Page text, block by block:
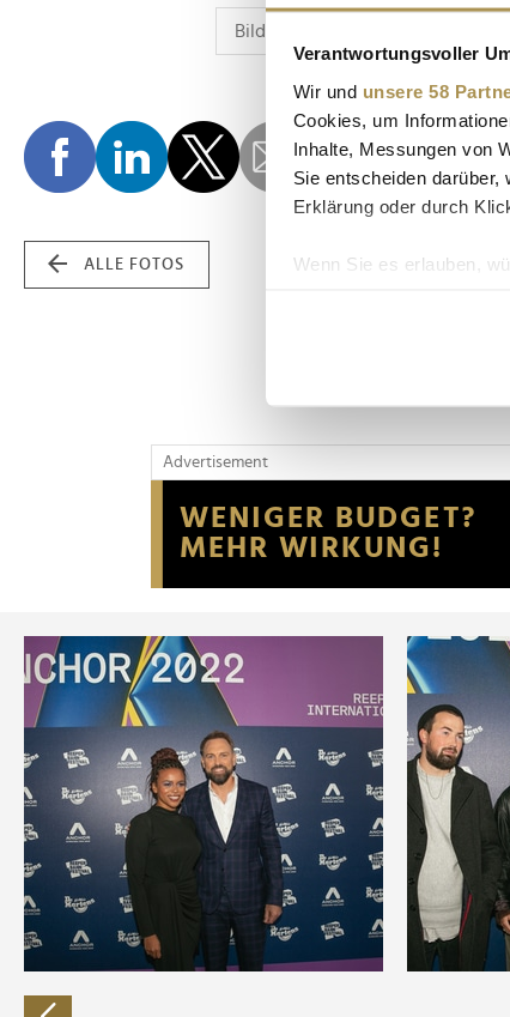
Verantwortungsvoller
Wir und unsere 58
Cookies, um
Inhalte, Messungen von
Sie entscheiden
Erklärung oder durch
Wenn Sie es erlauben,
Erfahren Sie mehr
Wir verwenden Cookies,
Website an unsere
möglicherweise mit
der Dienste gesammelt
ALLE FOTOS
Advertisement